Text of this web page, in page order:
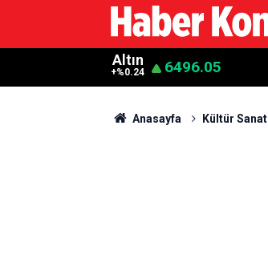
Altın
+%0.24 6496.05
Anasayfa Kültür Sanat